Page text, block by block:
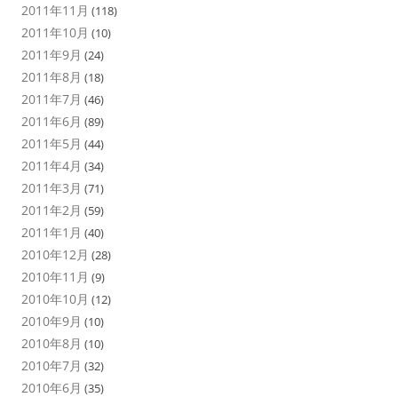
2011年11月 (118)
2011年10月 (10)
2011年9月 (24)
2011年8月 (18)
2011年7月 (46)
2011年6月 (89)
2011年5月 (44)
2011年4月 (34)
2011年3月 (71)
2011年2月 (59)
2011年1月 (40)
2010年12月 (28)
2010年11月 (9)
2010年10月 (12)
2010年9月 (10)
2010年8月 (10)
2010年7月 (32)
2010年6月 (35)